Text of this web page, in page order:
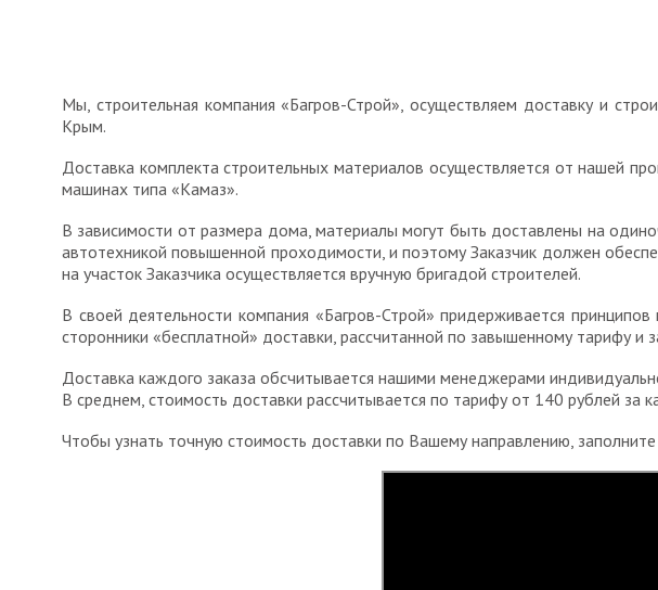
Мы, строительная компания «Багров-Строй», осуществляем доставку и
Крым.
Доставка комплекта строительных материалов осуществляется от нашей
машинах типа «Камаз».
В зависимости от размера дома, материалы могут быть доставлены на
автотехникой повышенной проходимости, и поэтому Заказчик должен
на участок Заказчика осуществляется вручную бригадой строителей.
В своей деятельности компания «Багров-Строй» придерживается
сторонники «бесплатной» доставки, рассчитанной по завышенному тарифу и
Доставка каждого заказа обсчитывается нашими менеджерами
В среднем, стоимость доставки рассчитывается по тарифу от 140 рублей за
Чтобы узнать точную стоимость доставки по Вашему направлению,